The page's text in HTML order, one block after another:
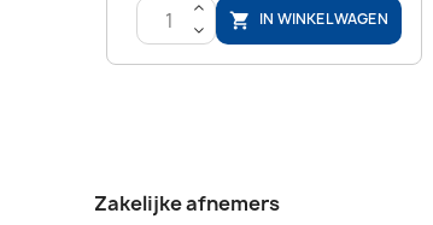
>
<
 IN WINKELWAGEN
Zakelijke afnemers